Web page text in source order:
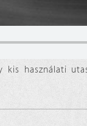
kis használati